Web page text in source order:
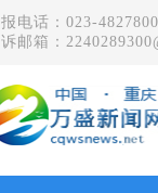
电话：023-
邮箱：